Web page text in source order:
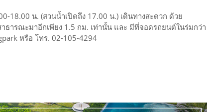
18.00 น. (สวนน้ำเปิดถึง 17.00 น.) เดินทางสะดวก ด้วย
ารณะมาอีกเพียง 1.5 กม. เท่านั้น และ มีที่จอดรถยนต์ในร่มกว่า
หรือ โทร. 02-105-4294